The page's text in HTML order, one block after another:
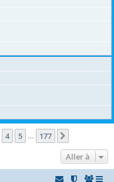
4 5 177
Aller à